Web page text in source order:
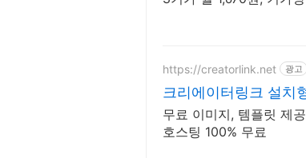
https://creatorlink.net 광고
크리에이터링크 설치
무료 이미지, 템플릿 제
호스팅 100% 무료